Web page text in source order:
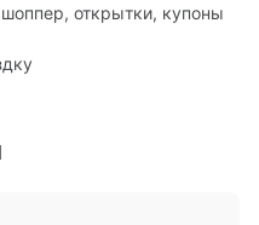
открытки, купоны